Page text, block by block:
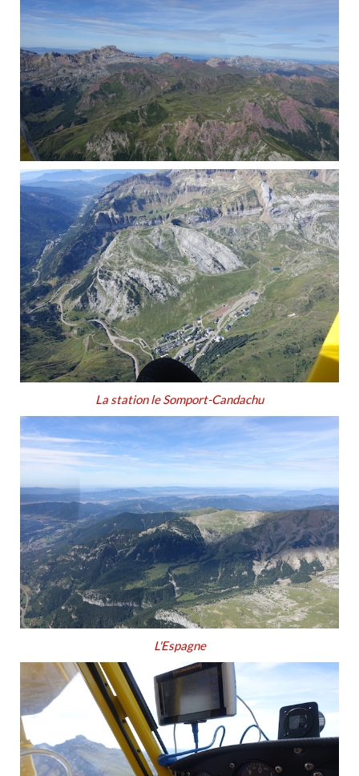
La station le Somport-Candachu
L'Espagne